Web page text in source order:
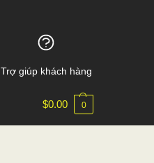
Trợ giúp khách hàng
$0.00 0